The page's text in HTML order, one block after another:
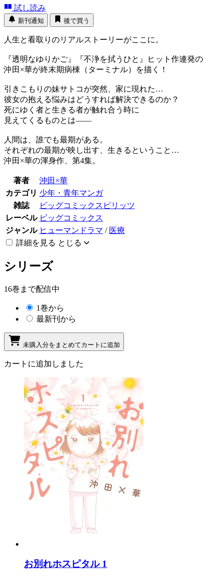
試し読み
新刊通知 後で買う
人生と看取りのリアルストーリーがここに。
『透明なゆりかご』『不浄を拭うひと』ヒット作連発の
沖田×華が終末期病棟（ターミナル）を描く！
引きこもりの妹サトコが突然、家に現れた…
彼女の抱える悩みはどうすれば解決できるのか？
死にゆく者と生きる者が触れ合う時に
見えてくるものとは――
人間は、誰でも最期がある。
それぞれの最期が映し出す、生きるということ…
沖田×華の渾身作、第4集。
著者
沖田×華
カテゴリ 少年・青年マンガ
雑誌
ビッグコミックスピリッツ
レーベル ビッグコミックス
ジャンル ヒューマンドラマ / 医療
詳細を見る とじる
シリーズ
16巻まで配信中
1巻から
最新刊から
未購入分をまとめてカートに追加
カートに追加しました
お別れホスピタル 1